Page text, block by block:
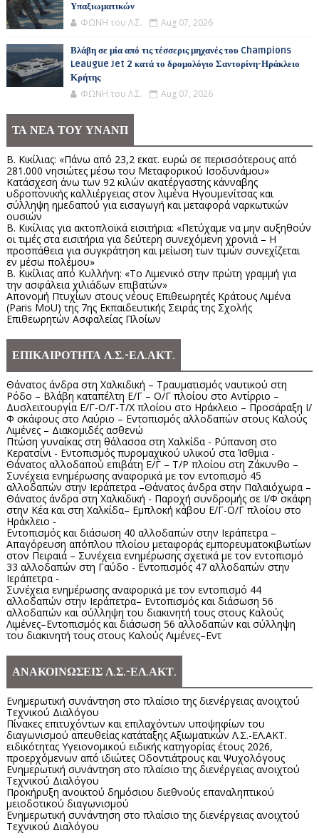
Υπαξιωματικών
ΦΩΝΗ του Λ.Σ. Aug 07, 2026
Βλάβη σε μία από τις τέσσερις μηχανές του Champions
Leaugue Jet 2 κατά το δρομολόγιο Σαντορίνη-Ηράκλειο
Κρήτης
ΦΩΝΗ του Λ.Σ. Aug 07, 2026
ΤΑ ΝΕΑ ΤΟΥ ΥΝΑΝΠ
Β. Κικίλιας: «Πάνω από 23,2 εκατ. ευρώ σε περισσότερους από
281.000 νησιώτες μέσω του Μεταφορικού Ισοδυνάμου»
Κατάσχεση άνω των 92 κιλών ακατέργαστης κάνναβης
υδροπονικής καλλιέργειας στον λιμένα Ηγουμενίτσας και
σύλληψη ημεδαπού για εισαγωγή και μεταφορά ναρκωτικών
ουσιών
Β. Κικίλιας για ακτοπλοϊκά εισιτήρια: «Πετύχαμε να μην αυξηθούν
οι τιμές στα εισιτήρια για δεύτερη συνεχόμενη χρονιά – Η
προσπάθεια για συγκράτηση και μείωση των τιμών συνεχίζεται
εν μέσω πολέμου»
Β. Κικίλιας από Κυλλήνη: «Το Λιμενικό στην πρώτη γραμμή για
την ασφάλεια χιλιάδων επιβατών»
Απονομή Πτυχίων στους νέους Επιθεωρητές Κράτους Λιμένα
(Paris MoU) της 7ης Εκπαιδευτικής Σειράς της Σχολής
Επιθεωρητών Ασφαλείας Πλοίων
ΕΠΙΚΑΙΡΟΤΗΤΑ Λ.Σ.-ΕΛ.ΑΚΤ.
Θάνατος άνδρα στη Χαλκιδική – Τραυματισμός ναυτικού στη
Ρόδο – Βλάβη καταπέλτη Ε/Γ – Ο/Γ πλοίου στο Αντίρριο –
Δυσλειτουργία Ε/Γ-Ο/Γ-Τ/Χ πλοίου στο Ηράκλειο – Προσάραξη Ι/
Φ σκάφους στο Λαύριο – Εντοπισμός αλλοδαπών στους Καλούς
Λιμένες – Διακομιδές ασθενώ
Πτώση γυναίκας στη θάλασσα στη Χαλκίδα - Ρύπανση στο
Κερατσίνι - Εντοπισμός πυρομαχικού υλικού στα Ίσθμια -
Θάνατος αλλοδαπού επιβάτη Ε/Γ – Τ/Ρ πλοίου στη Ζάκυνθο –
Συνέχεια ενημέρωσης αναφορικά με τον εντοπισμό 45
αλλοδαπών στην Ιεράπετρα –Θάνατος άνδρα στην Παλαιόχωρα –
Θάνατος άνδρα στη Χαλκιδική - Παροχή συνδρομής σε Ι/Φ σκάφη
στην Κέα και στη Χαλκίδα– Εμπλοκή κάβου Ε/Γ-Ο/Γ πλοίου στο
Ηράκλειο -
Εντοπισμός και διάσωση 40 αλλοδαπών στην Ιεράπετρα –
Απαγόρευση απόπλου πλοίου μεταφοράς εμπορευματοκιβωτίων
στον Πειραιά – Συνέχεια ενημέρωσης σχετικά με τον εντοπισμό
33 αλλοδαπών στη Γαύδο - Εντοπισμός 47 αλλοδαπών στην
Ιεράπετρα -
Συνέχεια ενημέρωσης αναφορικά με τον εντοπισμό 44
αλλοδαπών στην Ιεράπετρα– Εντοπισμός και διάσωση 56
αλλοδαπών και σύλληψη του διακινητή τους στους Καλούς
Λιμένες–Εντοπισμός και διάσωση 56 αλλοδαπών και σύλληψη
του διακινητή τους στους Καλούς Λιμένες–Εντ
ΑΝΑΚΟΙΝΩΣΕΙΣ Λ.Σ.-ΕΛ.ΑΚΤ.
Ενημερωτική συνάντηση στο πλαίσιο της διενέργειας ανοιχτού
Τεχνικού Διαλόγου
Πίνακες επιτυχόντων και επιλαχόντων υποψηφίων του
διαγωνισμού απευθείας κατάταξης Αξιωματικών Λ.Σ.-ΕΛ.ΑΚΤ.
ειδικότητας Υγειονομικού ειδικής κατηγορίας έτους 2026,
προερχόμενων από ιδιώτες Οδοντιάτρους και Ψυχολόγους
Ενημερωτική συνάντηση στο πλαίσιο της διενέργειας ανοιχτού
Τεχνικού Διαλόγου
Προκήρυξη ανοικτού δημόσιου διεθνούς επαναληπτικού
μειοδοτικού διαγωνισμού
Ενημερωτική συνάντηση στο πλαίσιο της διενέργειας ανοιχτού
Τεχνικού Διαλόγου